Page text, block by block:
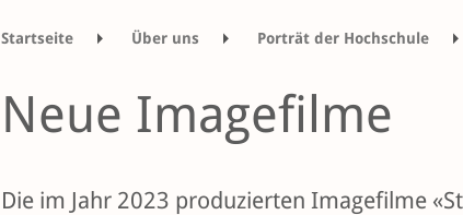
Startseite Über uns Porträt der Hochschule
Neue Imagefilme
Die im Jahr 2023 produzierten Imagefilme